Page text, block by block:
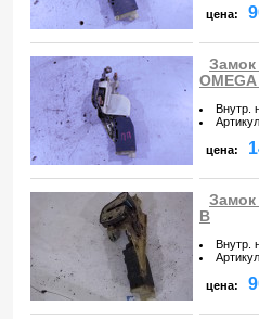
цена:
Замок
OMEGA
Внутр.
Артикул
цена:
Замок
B
Внутр.
Артикул
цена: